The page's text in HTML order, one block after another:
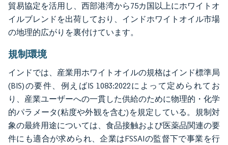
貿易協定を活用し、西部港湾から75カ国以上にホワイトオ
イルブレンドを出荷しており、インドホワイトオイル市場
の地理的広がりを裏付けています。
規制環境
インドでは、産業用ホワイトオイルの規格はインド標準局
(BIS)の要件、例えばIS 1083:2022によって定められてお
り、産業ユーザーへの一貫した供給のために物理的・化学
的パラメータ(粘度や外観を含む)を規定している。規制対
象の最終用途については、食品接触および医薬品関連の要
件にも適合が求められ、企業はFSSAIの監督下で事業を行